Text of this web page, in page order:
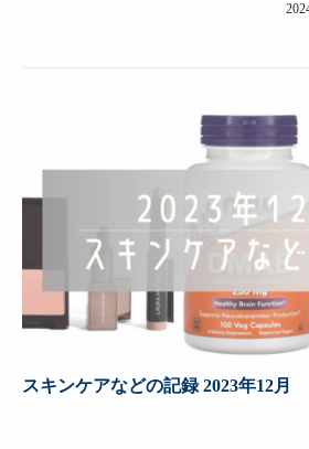
スキンケアなどの記録 2023年12月